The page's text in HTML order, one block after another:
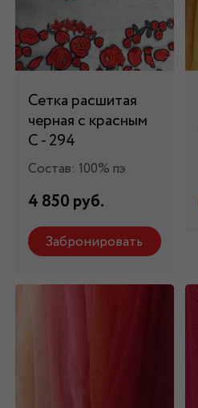
Сетка расшитая
черная с красным
C - 294
Состав: 100% пэ
4 850 руб.
Забронировать